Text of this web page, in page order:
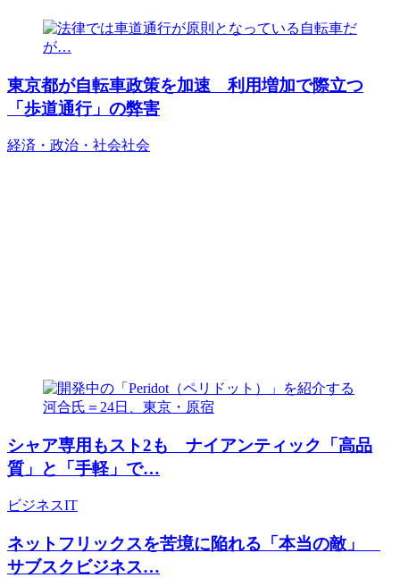
東京都が自転車政策を加速 利用増加で際立つ
「歩道通行」の弊害
経済・政治・社会社会
シャア専用もスト2も ナイアンティック「高品
質」と「手軽」で…
ビジネスIT
ネットフリックスを苦境に陥れる「本当の敵」
サブスクビジネス…